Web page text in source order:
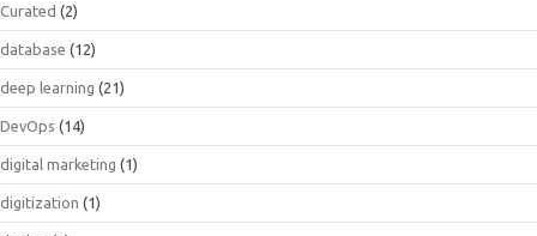
Curated (2)
database (12)
deep learning (21)
DevOps (14)
digital marketing (1)
digitization (1)